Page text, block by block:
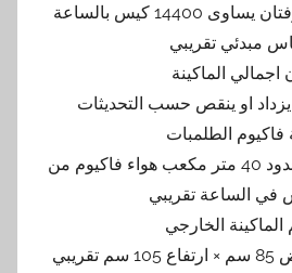
الواحدة اى 240 للغرفتان يساوى 14400 كيس بالساعة
مبدئي تقريبي
اجمالي الماكينة
الطلمبات
تسحب الماكينة في حدود 40 متر مكعب هواء فاكيوم من
في الساعة تقريبي
الخارجي
طول 107 سم × عرض 85 سم × ارتفاع 105 سم تقريبي